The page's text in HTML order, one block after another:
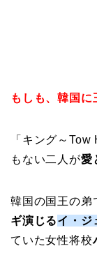
もしも、韓国
「キング～
もない二人が愛
韓国の国王の弟
ギ演じるイ・ジ
ていた女性将校